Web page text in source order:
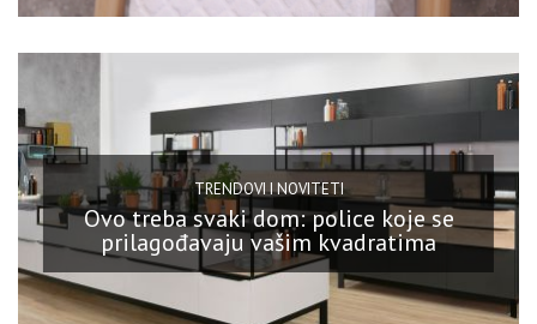
TRENDOVI I NOVITETI
Ovo treba svaki dom: police koje se
prilagođavaju vašim kvadratima